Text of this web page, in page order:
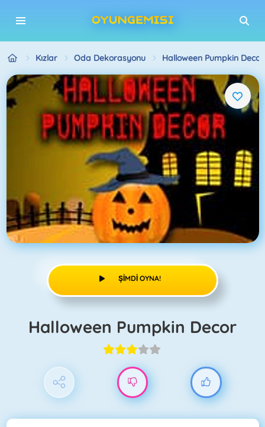
Kızlar Oda Dekorasyonu Halloween Pumpkin Decor
ŞIMDI OYNA!
Halloween Pumpkin Decor